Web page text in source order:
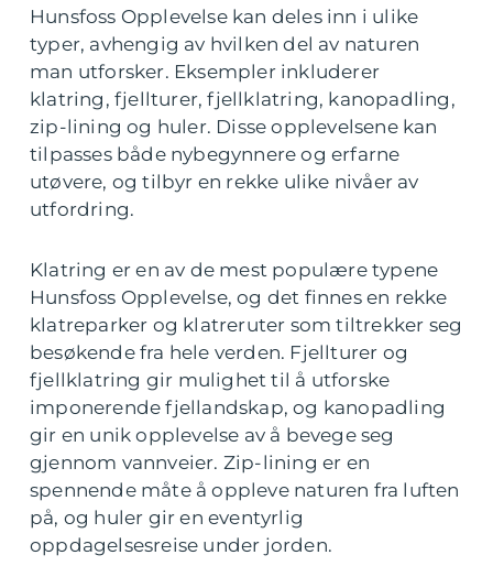
Hunsfoss Opplevelse kan deles inn i ulike
typer, avhengig av hvilken del av naturen
man utforsker. Eksempler inkluderer
klatring, fjellturer, fjellklatring, kanopadling,
zip-lining og huler. Disse opplevelsene kan
tilpasses både nybegynnere og erfarne
utøvere, og tilbyr en rekke ulike nivåer av
utfordring.
Klatring er en av de mest populære typene
Hunsfoss Opplevelse, og det finnes en rekke
klatreparker og klatreruter som tiltrekker seg
besøkende fra hele verden. Fjellturer og
fjellklatring gir mulighet til å utforske
imponerende fjellandskap, og kanopadling
gir en unik opplevelse av å bevege seg
gjennom vannveier. Zip-lining er en
spennende måte å oppleve naturen fra luften
på, og huler gir en eventyrlig
oppdagelsesreise under jorden.